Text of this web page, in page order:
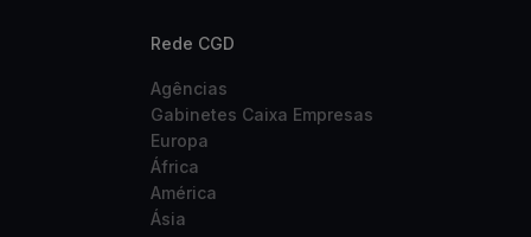
Rede CGD
Agências
Gabinetes Caixa Empresas
Europa
África
América
Ásia